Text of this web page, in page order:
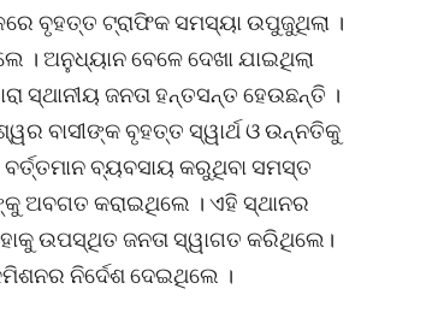
ବୃହତ୍ତ ଟ୍ରାଫିକ ସମସ୍ୟା ଉପୁଜୁଥିଲା ।
ଅନୁଧ୍ୟାନ ବେଳେ ଦେଖା ଯାଇଥିଲା
ସ୍ଥାନୀୟ ଜନତା ହନ୍ତସନ୍ତ ହେଉଛନ୍ତି ।
ବାସୀଙ୍କ ବୃହତ୍ତ ସ୍ୱାର୍ଥ ଓ ଉନ୍ନତିକୁ
ବ୍ୟବସାୟ କରୁଥିବା ସମସ୍ତ
ଅବଗତ କରାଇଥିଲେ । ଏହି ସ୍ଥାନର
ଉପସ୍ଥିତ ଜନତା ସ୍ୱାଗତ କରିଥିଲେ।
ନିର୍ଦେଶ ଦେଇଥିଲେ ।